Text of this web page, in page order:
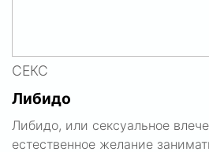
СЕКС
Либидо
Либидо, или сексуальное
естественное желание